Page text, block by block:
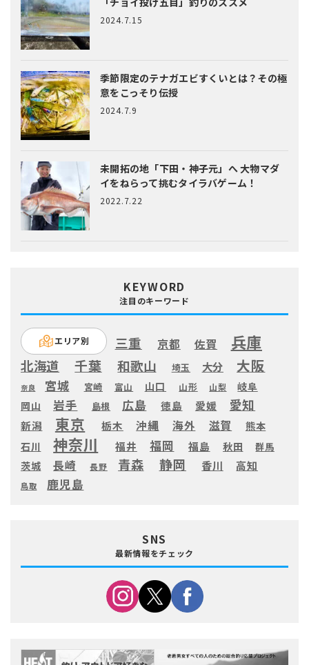
2024.7.15
季節限定のテナガエビすくいとは？ その極
意をこっそり伝授
2024.7.9
未開拓の地「下田・神子元」へ大物マダ
イをねらって挑むタイラバゲーム！
2022.7.22
KEYWORD
注目のキーワード
エリア別 三重 京都 佐賀 兵庫
北海道 千葉 和歌山 埼玉 大分 大阪
奈良 宮城 宮崎 富山 山口 山形 山梨
岐阜
岡山
岩手 島根 広島 徳島 愛媛 愛知
新潟 東京 栃木 沖縄 海外 滋賀
熊本
石川
神奈川 福井 福岡 福島 秋田 群馬
茨城 長崎 長野 青森 静岡 香川 高知
鳥取 鹿児島
SNS
最新情報をチェック